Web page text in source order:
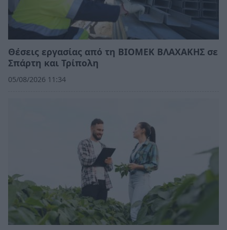
Θέσεις εργασίας από τη ΒΙΟΜΕΚ ΒΛΑΧΑΚΗΣ σε
Σπάρτη και Τρίπολη
05/08/2026 11:34